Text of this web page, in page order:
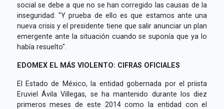
social se debe a que no se han corregido las causas de la
inseguridad: "Y prueba de ello es que estamos ante una
nueva crisis y el presidente tiene que salir anunciar un plan
emergente ante la situación cuando se suponía que ya lo
había resuelto".
EDOMEX EL MÁS VIOLENTO: CIFRAS OFICIALES
El Estado de México, la entidad gobernada por el priista
Eruviel Ávila Villegas, se ha mantenido durante los diez
primeros meses de este 2014 como la entidad con el